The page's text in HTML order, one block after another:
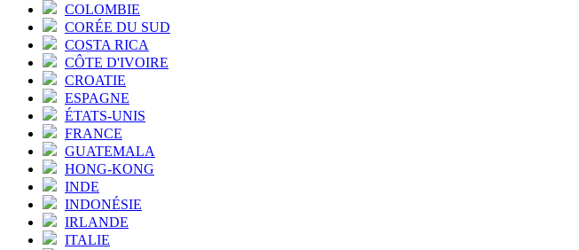
COLOMBIE
CORÉE DU SUD
COSTA RICA
CÔTE D'IVOIRE
CROATIE
ESPAGNE
ÉTATS-UNIS
FRANCE
GUATEMALA
HONG-KONG
INDE
INDONÉSIE
IRLANDE
ITALIE